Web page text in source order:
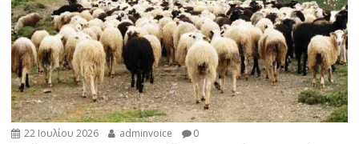
22 Ιουλίου 2026 adminvoice 0